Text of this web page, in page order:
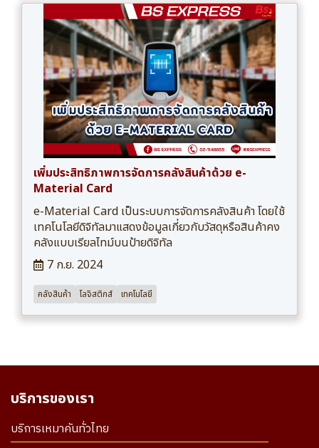
เพิ่มประสิทธิภาพการจัดการคลังสินค้าด้วย e-
Material Card
e-Material Card เป็นระบบการจัดการคลังสินค้า โดยใช้
เทคโนโลยีดิจิทัลมาแสดงข้อมูลเกี่ยวกับวัสดุหรือสินค้าคง
คลังแบบเรียลไทม์บนป้ายดิจิทัล
7 ก.ย. 2024
คลังสินค้า โลจิสติกส์ เทคโนโลยี
บริการของเรา
บริการเหมาคันทั่วไทย